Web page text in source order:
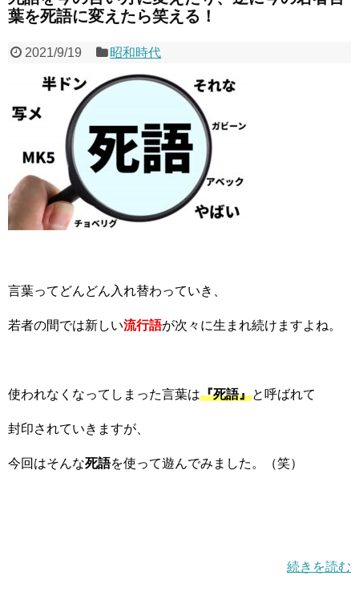
葉を死語に変えたら笑える！
2021/9/19 昭和時代
言葉ってどんどん入れ替わっていき、
若者の間では新しい流行語が次々に生まれ続けますよね。
使われなくなってしまった言葉は『死語』と呼ばれて
封印されていきますが、
今回はそんな死語を使って遊んでみました。（笑）
続きを読む